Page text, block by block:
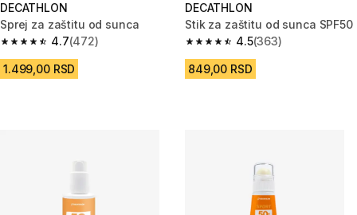
DECATHLON
Sprej za zaštitu od sunca
4.7
4.7 od 5 zvezdica from 472 Recenzije
(472)
1.499,00 RSD
DECATHLON
Stik za zaštitu od sunca SPF50
4.5
4.5 od 5 zvezdica from 363
(363)
849,00 RSD